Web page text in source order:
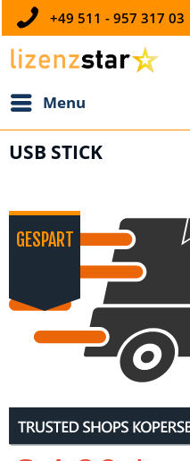
+49 511 - 957 317 03
Menu
USB STICK
GESPART